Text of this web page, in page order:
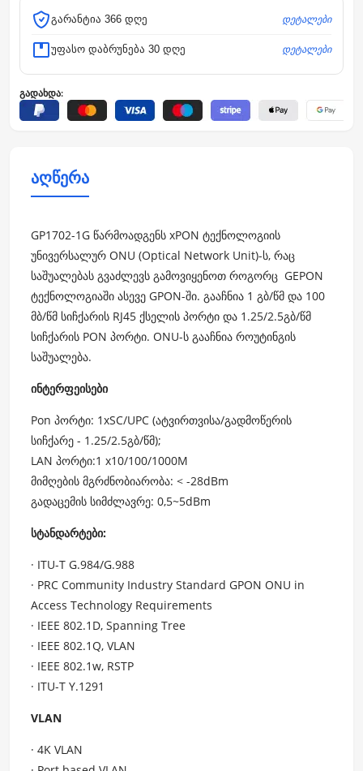
გარანტია 366 დღე დეტალები
უფასო დაბრუნება 30 დღე დეტალები
გადახდა:
აღწერა
GP1702-1G წარმოადგენს xPON ტექნოლოგიის
უნივერსალურ ONU (Optical Network Unit)-ს, რაც
საშუალებას გვაძლევს გამოვიყენოთ როგორც GEPON
ტექნოლოგიაში ასევე GPON-ში. გააჩნია 1 გბ/წმ და 100
მბ/წმ სიჩქარის RJ45 ქსელის პორტი და 1.25/2.5გბ/წმ
სიჩქარის PON პორტი. ONU-ს გააჩნია როუტინგის
საშუალება.
ინტერფეისები
Pon პორტი: 1xSC/UPC (ატვირთვისა/გადმოწერის
სიჩქარე - 1.25/2.5გბ/წმ);
LAN პორტი:1 x10/100/1000M
მიმღების მგრძნობიარობა: < -28dBm
გადაცემის სიმძლავრე: 0,5~5dBm
სტანდარტები:
· ITU-T G.984/G.988
· PRC Community Industry Standard GPON ONU in
Access Technology Requirements
· IEEE 802.1D, Spanning Tree
· IEEE 802.1Q, VLAN
· IEEE 802.1w, RSTP
· ITU-T Y.1291
VLAN
· 4K VLAN